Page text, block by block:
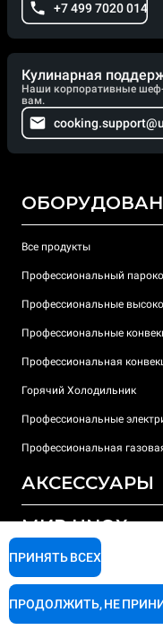
+7 499 7020 014
Кулинарная
Наши корпоративные
вам.
Все продукты
Профессиональный
Профессиональные
Профессиональные
Профессиональная
Горячий Холодильник
Профессиональные
Профессиональная
АКСЕССУАРЫ
Моющие средства для
Моющие средства для
Ионообменный фильтр
МИР UNOX
Наши офисы по всему миру
ПОДДЕРЖКА
Гарантия Unox
ПРИНЯТЬ ВСЕХ
ПРОДОЛЖИТЬ, НЕ